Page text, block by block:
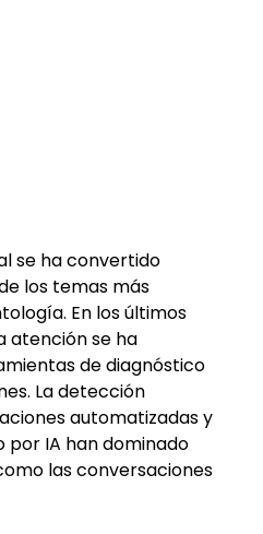
se ha convertido
los temas más
En los últimos
atención se ha
de diagnóstico
La detección
automatizadas y
por IA han dominado
las conversaciones